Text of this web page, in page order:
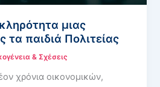
μιας
τα παιδιά Πολιτείας
& Σχέσεις
χρόνια οικονομικών,